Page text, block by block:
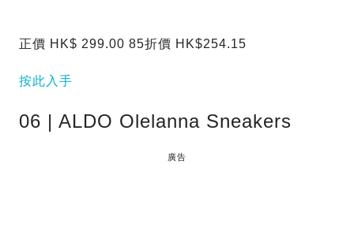
正價 HK$ 299.00 85折價 HK$254.15
按此入手
06 | ALDO Olelanna Sneakers
廣告